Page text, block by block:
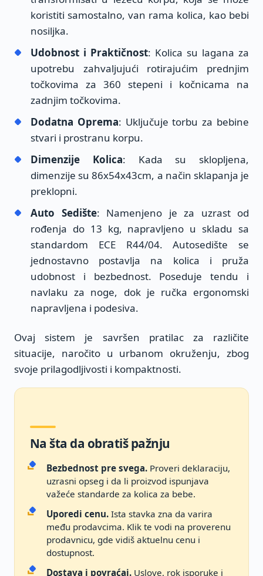
koristiti samostalno, van rama kolica, kao bebi
nosiljka.
Udobnost i Praktičnost: Kolica su lagana za
upotrebu zahvaljujući rotirajućim prednjim
točkovima za 360 stepeni i kočnicama na
zadnjim točkovima.
Dodatna Oprema: Uključuje torbu za bebine
stvari i prostranu korpu.
Dimenzije Kolica: Kada su sklopljena,
dimenzije su 86x54x43cm, a način sklapanja je
preklopni.
Auto Sedište: Namenjeno je za uzrast od
rođenja do 13 kg, napravljeno u skladu sa
standardom ECE R44/04. Autosedište se
jednostavno postavlja na kolica i pruža
udobnost i bezbednost. Poseduje tendu i
navlaku za noge, dok je ručka ergonomski
napravljena i podesiva.
Ovaj sistem je savršen pratilac za različite
situacije, naročito u urbanom okruženju, zbog
svoje prilagodljivosti i kompaktnosti.
Na šta da obratiš pažnju
Bezbednost pre svega. Proveri deklaraciju,
uzrasni opseg i da li proizvod ispunjava
važeće standarde za kolica za bebe.
Uporedi cenu. Ista stavka zna da varira
među prodavcima. Klik te vodi na proverenu
prodavnicu, gde vidiš aktuelnu cenu i
dostupnost.
Dostava i povraćaj. Uslove, rok isporuke i